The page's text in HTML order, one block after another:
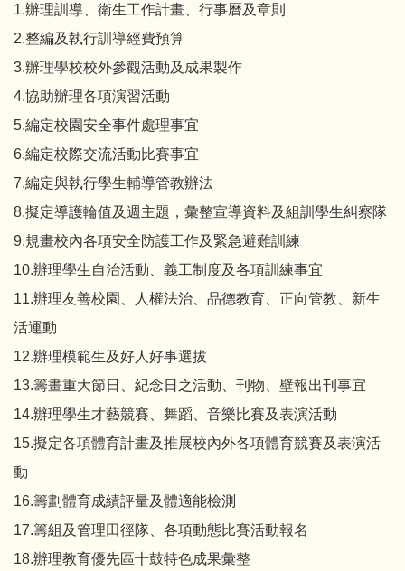
1.辦理訓導、衛生工作計畫、行事曆及章則
2.整編及執行訓導經費預算
3.辦理學校校外參觀活動及成果製作
4.協助辦理各項演習活動
5.編定校園安全事件處理事宜
6.編定校際交流活動比賽事宜
7.編定與執行學生輔導管教辦法
8.擬定導護輪值及週主題，彙整宣導資料及組訓學生糾察隊
9.規畫校內各項安全防護工作及緊急避難訓練
10.辦理學生自治活動、義工制度及各項訓練事宜
11.辦理友善校園、人權法治、品德教育、正向管教、新生
活運動
12.辦理模範生及好人好事選拔
13.籌畫重大節日、紀念日之活動、刊物、壁報出刊事宜
14.辦理學生才藝競賽、舞蹈、音樂比賽及表演活動
15.擬定各項體育計畫及推展校內外各項體育競賽及表演活
動
16.籌劃體育成績評量及體適能檢測
17.籌組及管理田徑隊、各項動態比賽活動報名
18.辦理教育優先區十鼓特色成果彙整